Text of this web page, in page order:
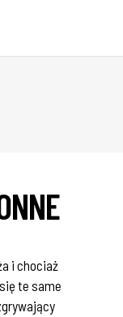
i chociaż
te same